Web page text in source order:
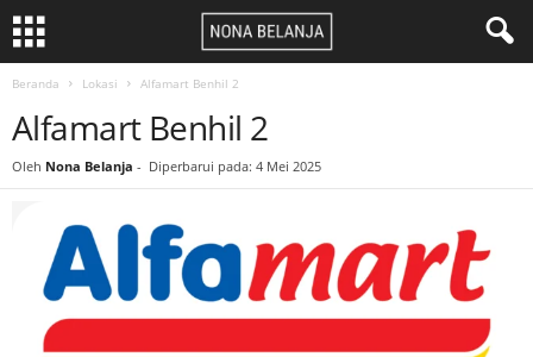
Beranda Lokasi Alfamart Benhil 2
Alfamart Benhil 2
Oleh Nona Belanja - Diperbarui pada: 4 Mei 2025